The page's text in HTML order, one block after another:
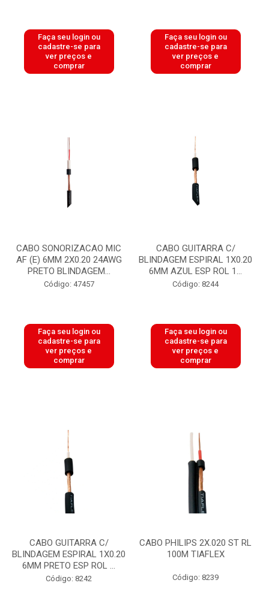
Faça seu login ou
cadastre-se para
ver preços e
comprar
Faça seu login ou
cadastre-se para
ver preços e
comprar
CABO SONORIZACAO MIC
AF (E) 6MM 2X0.20 24AWG
PRETO BLINDAGEM...
Código: 47457
Faça seu login ou
cadastre-se para
ver preços e
comprar
CABO GUITARRA C/
BLINDAGEM ESPIRAL 1X0.20
6MM AZUL ESP ROL 1...
Código: 8244
Faça seu login ou
cadastre-se para
ver preços e
comprar
CABO GUITARRA C/
BLINDAGEM ESPIRAL 1X0.20
6MM PRETO ESP ROL ...
Código: 8242
CABO PHILIPS 2X.020 ST RL
100M TIAFLEX
Código: 8239